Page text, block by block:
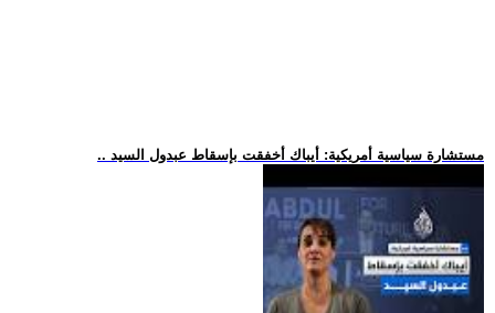
.. مستشارة سياسية أمريكية: أيباك أخفقت بإسقاط عبدول السيد